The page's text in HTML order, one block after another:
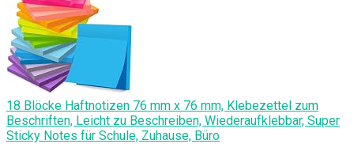
18 Blöcke Haftnotizen 76 mm x 76 mm, Klebezettel zum
Beschriften, Leicht zu Beschreiben, Wiederaufklebbar, Super
Sticky Notes für Schule, Zuhause, Büro